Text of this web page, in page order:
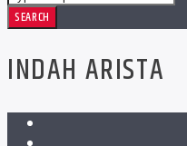
INDAH ARISTA